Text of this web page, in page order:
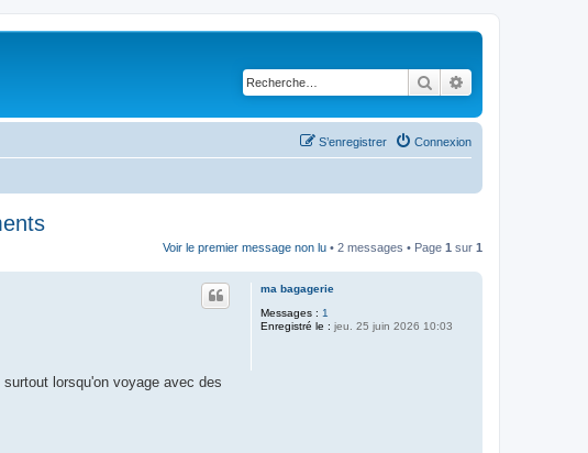
Rechercher
Connexion
S’enregistrer
Voir le premier message non lu • 2 messages • Page 1 sur 1
ma bagagerie
Messages : 1
Enregistré le : jeu. 25 juin 2026 10:03
lorsqu'on voyage avec des